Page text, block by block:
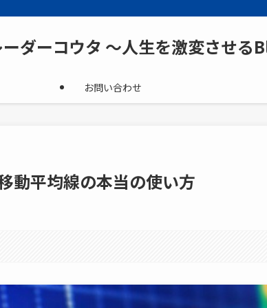
ダーコウタ ～人生を激変させる
お問い合わせ
動平均線の本当の使い方